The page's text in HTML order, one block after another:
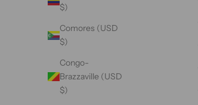
$)
Comores (USD
$)
Congo-
Brazzaville (USD
$)